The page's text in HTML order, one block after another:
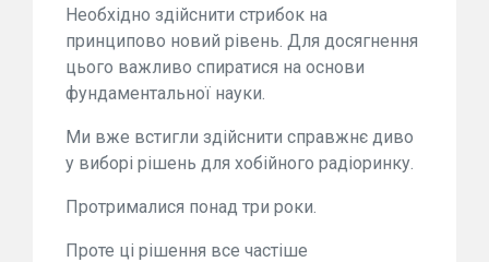
Необхідно здійснити стрибок на
принципово новий рівень. Для досягнення
цього важливо спиратися на основи
фундаментальної науки.
Ми вже встигли здійснити справжнє диво
у виборі рішень для хобійного радіоринку.
Протрималися понад три роки.
Проте ці рішення все частіше